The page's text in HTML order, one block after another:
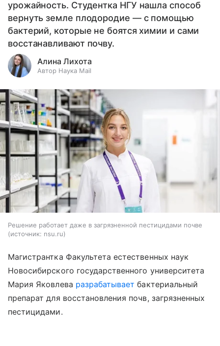
урожайность. Студентка НГУ нашла способ
вернуть земле плодородие — с помощью
бактерий, которые не боятся химии и сами
восстанавливают почву.
Алина Лихота
Автор Наука Mail
Решение работает даже в загрязненной пестицидами почве
источник: nsu.ru
Магистрантка Факультета естественных наук
Новосибирского государственного университета
Мария Яковлева разрабатывает бактериальный
препарат для восстановления почв, загрязненных
пестицидами.